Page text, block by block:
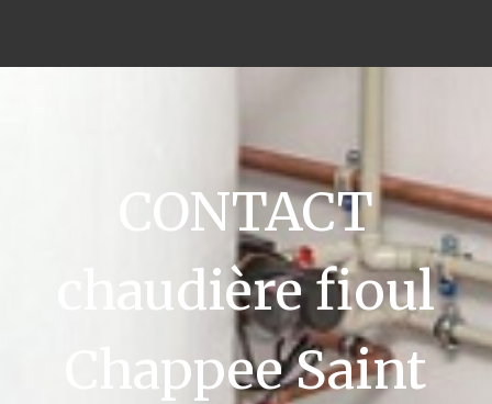
CONTACT
chaudière fioul
Chappee Saint